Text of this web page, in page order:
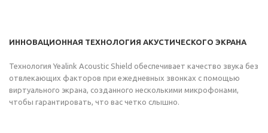
ИННОВАЦИОННАЯ ТЕХНОЛОГИЯ АКУСТИЧЕСКОГО ЭКРАНА
Технология Yealink Acoustic Shield обеспечивает качество звука без
отвлекающих факторов при ежедневных звонках с помощью
виртуального экрана, созданного несколькими микрофонами,
чтобы гарантировать, что вас четко слышно.